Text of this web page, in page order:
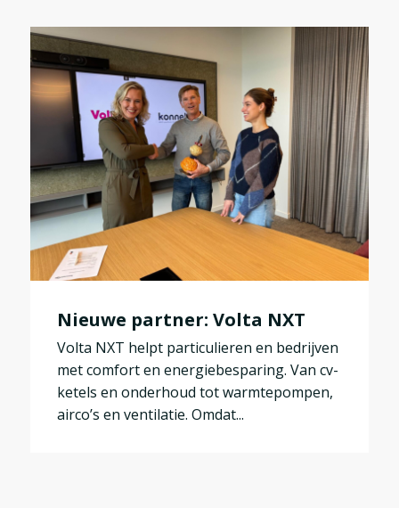
Nieuwe partner: Volta NXT
Volta NXT helpt particulieren en bedrijven
met comfort en energiebesparing. Van cv-
ketels en onderhoud tot warmtepompen,
airco’s en ventilatie. Omdat...